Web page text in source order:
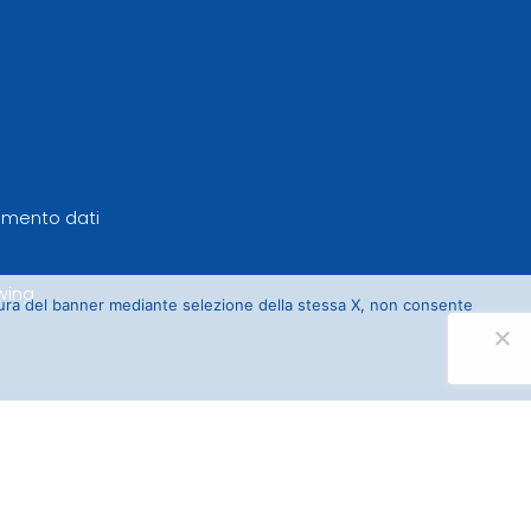
dati
del banner mediante selezione della stessa X, non consente